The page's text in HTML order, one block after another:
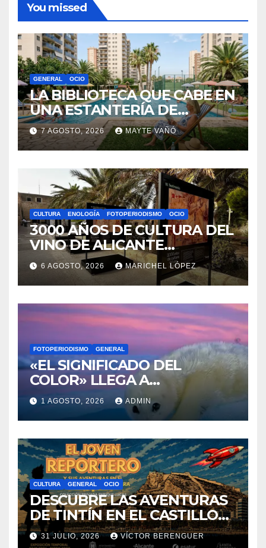
You missed
GENERAL OCIO
LA BIBLIOTECA QUE CABE EN
UNA ESTANTERÍA DE
WALLAPOP
7 AGOSTO, 2026 MAYTE VAÑÓ
CULTURA ENOLOGÍA FOTOPERIODISMO OCIO
3000 AÑOS DE CULTURA DEL
VINO DE ALICANTE
RENACEN EN EL CASTILLO
DE SANTA BÁRBARA
6 AGOSTO, 2026 MARICHEL LÓPEZ
FOTOPERIODISMO GENERAL
«EL SIGNIFICADO DEL
COLOR» LLEGA A
VILLAJOYOSA
1 AGOSTO, 2026 ADMIN
CULTURA GENERAL OCIO
DESCUBRE LAS AVENTURAS
DE TINTÍN EN EL CASTILLO
DE SANTA BÁRBARA DE
31 JULIO, 2026 VÍCTOR BERENGUER